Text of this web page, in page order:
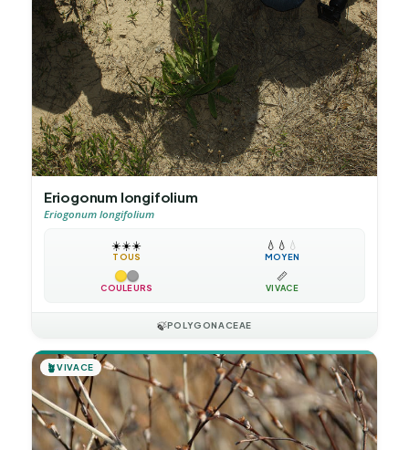
Eriogonum longifolium
Eriogonum longifolium
☀️☀️☀️
TOUS
💧 💧 💧
MOYEN
COULEURS
📏
VIVACE
🍃POLYGONACEAE
🪴VIVACE